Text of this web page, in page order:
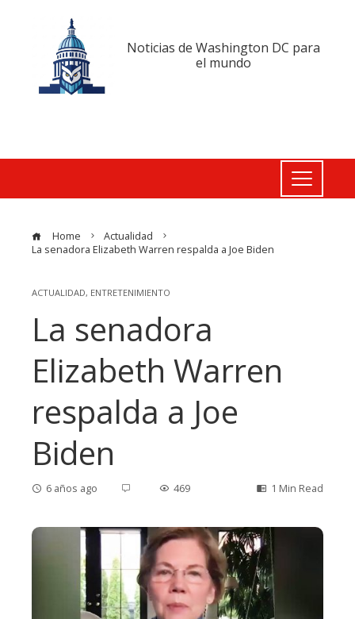
Noticias de Washington DC para
el mundo
Home
Actualidad
La senadora Elizabeth Warren respalda a Joe Biden
ACTUALIDAD, ENTRETENIMIENTO
La senadora
Elizabeth Warren
respalda a Joe
Biden
6 años ago 469 1 Min Read